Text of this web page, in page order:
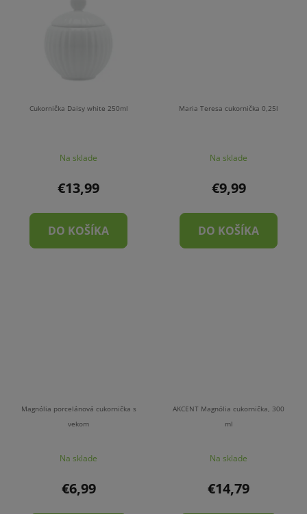
Cukornička Daisy white 250ml
Na sklade
€13,99
DO KOŠÍKA
Maria Teresa cukornička 0,25l
Na sklade
€9,99
DO KOŠÍKA
Magnólia porcelánová cukornička s
vekom
Na sklade
€6,99
AKCENT Magnólia cukornička, 300
ml
Na sklade
€14,79